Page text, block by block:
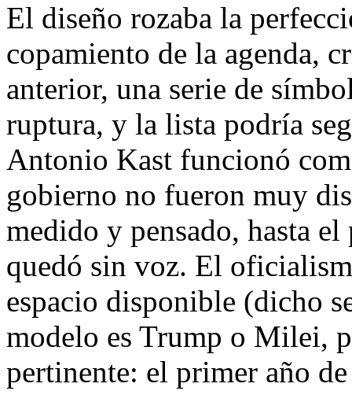
El diseño rozaba la
copamiento de la agenda,
anterior, una serie de
ruptura, y la lista podría
Antonio Kast funcionó
gobierno no fueron muy
medido y pensado, hasta
quedó sin voz. El
espacio disponible (dicho
modelo es Trump o Milei,
pertinente: el primer año